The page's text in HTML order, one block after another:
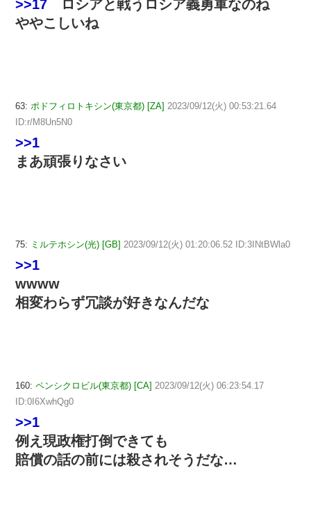
>>17 ロシアと戦うロシア義勇軍なのね
ややこしいね
63: ポドフィロトキシン(東京都) [ZA] 2023/09/12(火) 00:53:21.64
ID:r/M8Un5N0
>>1
まあ頑張りなさい
75: ミルテホシン(光) [GB] 2023/09/12(火) 01:20:06.52 ID:3INtBWla0
>>1
wwww
相変わらず冗談が好きなんだな
160: ペンシクロビル(東京都) [CA] 2023/09/12(火) 06:23:54.17
ID:0I6XwhQg0
>>1
例え現政権打倒できても
賠償の話の前には殺されそうだな…